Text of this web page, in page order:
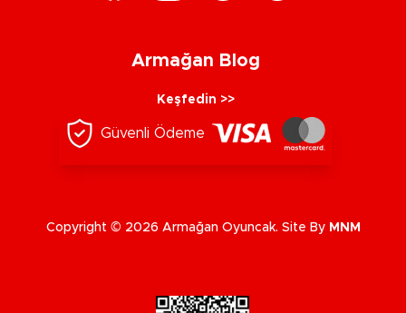
Armağan Blog
Keşfedin >>
Güvenli Ödeme
Copyright © 2026 Armağan Oyuncak. Site By MNM